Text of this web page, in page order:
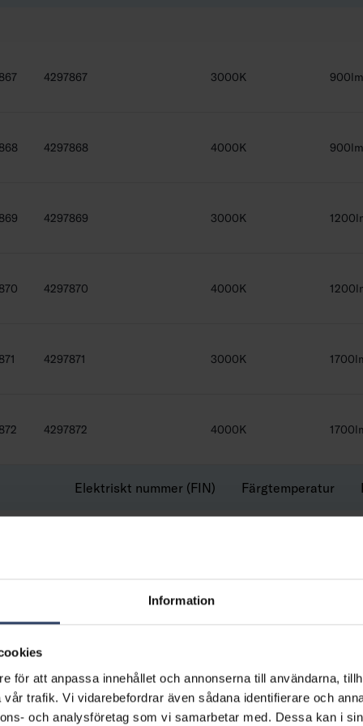
Information
för att anpassa innehållet och annonserna till användarna,
trafik. Vi vidarebefordrar även sådana identifierare och
och analysföretag som vi samarbetar med. Dessa kan i
4297867 3000K 900lm
4297868 4000K 900lm
4297869 3000K
4297870 4000K
4297871 3000K
4297872 4000K
Elektriskt nummer (FIN) Färgtemperatur
DALI 3000K
DALI
DALI 3000K